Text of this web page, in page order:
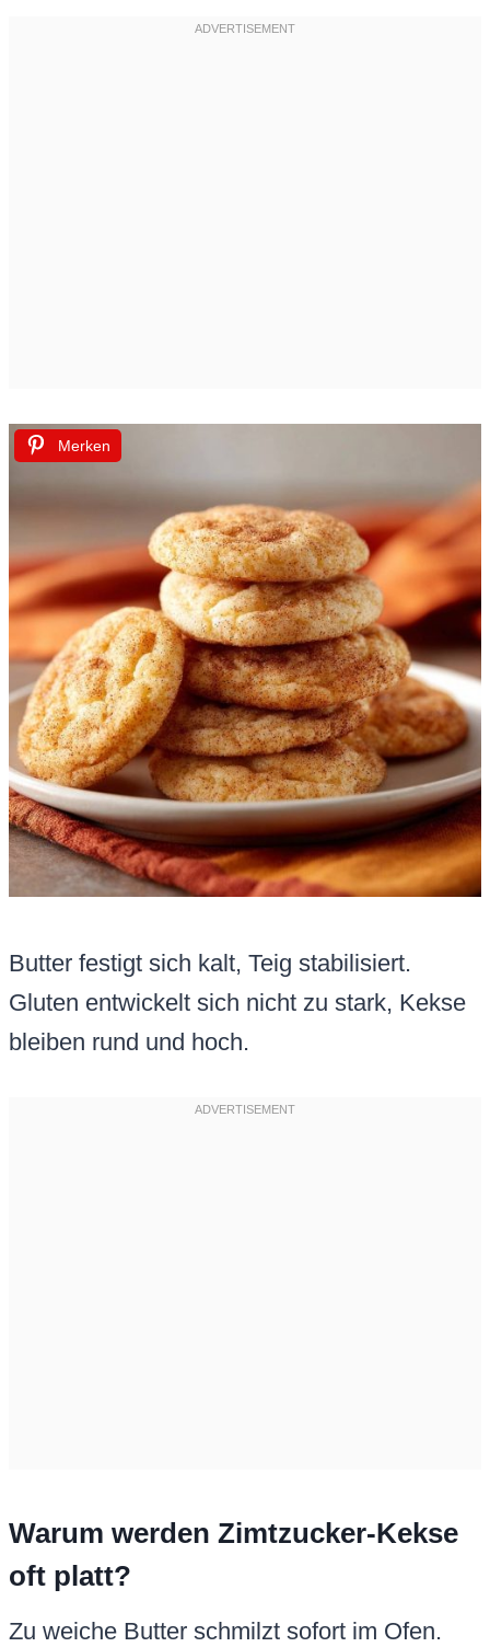
Merken
Butter festigt sich kalt, Teig stabilisiert.
Gluten entwickelt sich nicht zu stark, Kekse
bleiben rund und hoch.
Warum werden Zimtzucker-Kekse
oft platt?
Zu weiche Butter schmilzt sofort im Ofen.